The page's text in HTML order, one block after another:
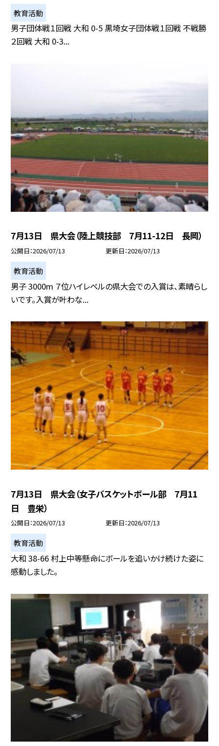
教育活動
男子団体戦１回戦 大和 0-5 黒埼女子団体戦１回戦 不戦勝
２回戦 大和 0-3...
7月13日 県大会（陸上競技部 7月11-12日 長岡）
公開日 2026/07/13 更新日 2026/07/13
教育活動
男子 3000m ７位ハイレベルの県大会での入賞は、素晴らし
いです。入賞が叶わな...
7月13日 県大会（女子バスケットボール部 7月11
日 豊栄）
公開日 2026/07/13 更新日 2026/07/13
教育活動
大和 38-66 村上中等懸命にボールを追いかけ続けた姿に
感動しました。